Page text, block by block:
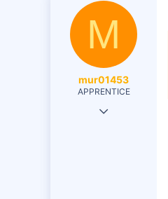
4,401
M
mur01453
APPRENTICE
22 Tem 2017